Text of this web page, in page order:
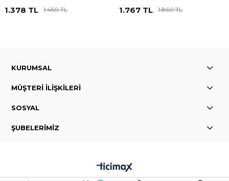
1.378 TL 1.450 TL 1.767 TL 1.860 TL
KURUMSAL
MÜŞTERİ İLİŞKİLERİ
SOSYAL
ŞUBELERİMİZ